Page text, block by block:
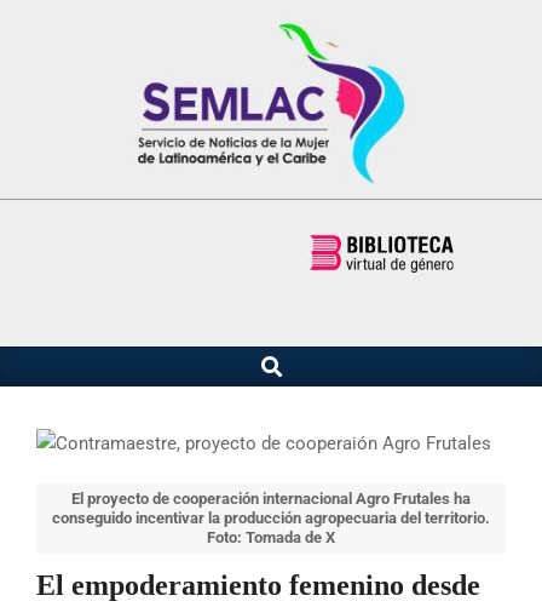
de
principal
Buscar
El proyecto de cooperación internacional Agro Frutales ha
conseguido incentivar la producción agropecuaria del territorio.
Foto: Tomada de X
El empoderamiento femenino desde